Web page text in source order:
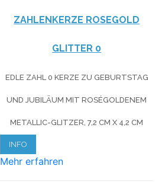
ZAHLENKERZE ROSEGOLD
GLITTER 0
EDLE ZAHL 0 KERZE ZU GEBURTSTAG
UND JUBILÄUM MIT ROSÉGOLDENEM
METALLIC-GLITZER, 7,2 CM X 4,2 CM
INFO
Mehr erfahren